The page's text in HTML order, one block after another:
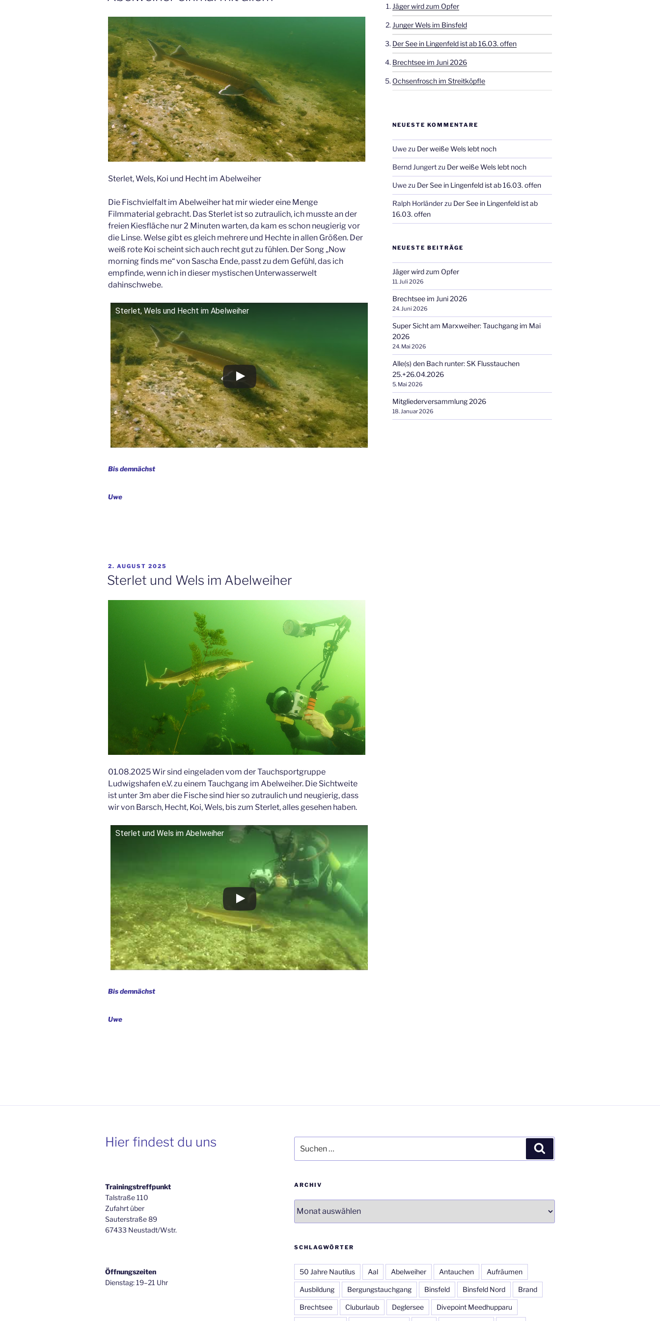
Sterlet, Wels, Koi und Hecht im Abelweiher
Die Fischvielfalt im Abelweiher hat mir wieder eine Menge
Filmmaterial gebracht. Das Sterlet ist so zutraulich, ich musste an der
freien Kiesfläche nur 2 Minuten warten, da kam es schon neugierig vor
die Linse. Welse gibt es gleich mehrere und Hechte in allen Größen. Der
weiß rote Koi scheint sich auch recht gut zu fühlen. Der Song „Now
morning finds me“ von Sascha Ende, passt zu dem Gefühl, das ich
empfinde, wenn ich in dieser mystischen Unterwasserwelt
dahinschwebe.
Sterlet, Wels und Hecht im Abelweiher
Bis demnächst
Uwe
VERÖFFENTLICHT
AM
2. AUGUST 2025
Sterlet und Wels im Abelweiher
01.08.2025 Wir sind eingeladen vom der Tauchsportgruppe
Ludwigshafen e.V. zu einem Tauchgang im Abelweiher. Die Sichtweite
ist unter 3m aber die Fische sind hier so zutraulich und neugierig, dass
wir von Barsch, Hecht, Koi, Wels, bis zum Sterlet, alles gesehen haben.
Sterlet und Wels im Abelweiher
Bis demnächst
Uwe
Jäger wird zum Opfer
Junger Wels im Binsfeld
Der See in Lingenfeld ist ab 16.03. offen
Brechtsee im Juni 2026
Ochsenfrosch im Streitköpfle
NEUESTE KOMMENTARE
Uwezu Der weiße Wels lebt noch
Bernd Jungertzu Der weiße Wels lebt noch
Uwezu Der See in Lingenfeld ist ab 16.03. offen
Ralph Horländerzu Der See in Lingenfeld ist ab
16.03. offen
NEUESTE BEITRÄGE
Jäger wird zum Opfer
11. Juli 2026
Brechtsee im Juni 2026
24. Juni 2026
Super Sicht am Marxweiher: Tauchgang im Mai
2026
24. Mai 2026
Alle(s) den Bach runter: SK Flusstauchen
25.+26.04.2026
5. Mai 2026
Mitgliederversammlung 2026
18. Januar 2026
Hier findest du uns
Trainingstreffpunkt
Talstraße 110
Zufahrt über
Sauterstraße 89
67433 Neustadt/Wstr.
Öffnungszeiten
Dienstag: 19–21 Uhr
nach:
ARCHIV
SCHLAGWÖRTER
50 Jahre Nautilus Aal Abelweiher Antauchen Aufräumen
Ausbildung Bergungstauchgang Binsfeld Binsfeld Nord Brand
Brechtsee Cluburlaub Deglersee Divepoint Meedhupparu